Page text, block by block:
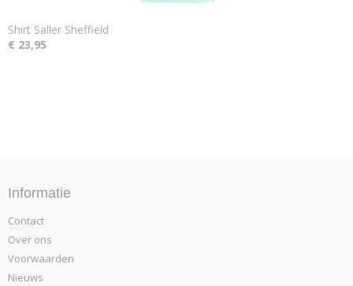
Shirt Saller Sheffield
€ 23,95
Informatie
Contact
Over ons
Voorwaarden
Nieuws